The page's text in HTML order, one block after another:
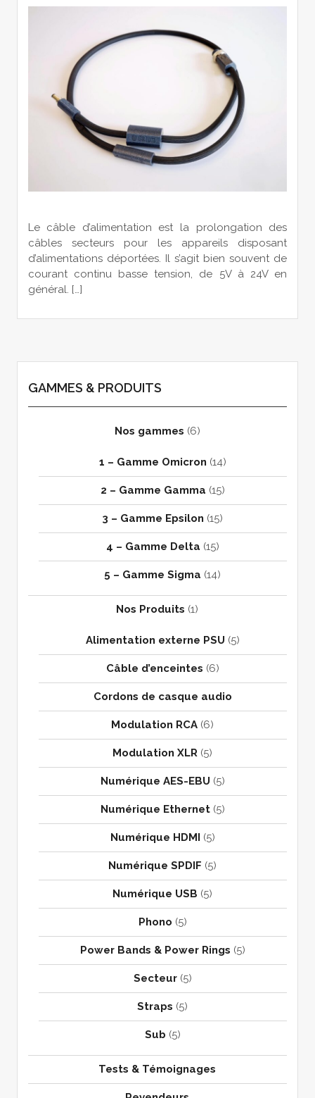
Le câble d’alimentation est la prolongation des
câbles secteurs pour les appareils disposant
d’alimentations déportées. Il s’agit bien souvent de
courant continu basse tension, de 5V à 24V en
général. […]
GAMMES & PRODUITS
Nos gammes (6)
1 – Gamme Omicron (14)
2 – Gamme Gamma (15)
3 – Gamme Epsilon (15)
4 – Gamme Delta (15)
5 – Gamme Sigma (14)
Nos Produits (1)
Alimentation externe PSU (5)
Câble d’enceintes (6)
Cordons de casque audio
Modulation RCA (6)
Modulation XLR (5)
Numérique AES-EBU (5)
Numérique Ethernet(5)
Numérique HDMI (5)
Numérique SPDIF (5)
Numérique USB (5)
Phono (5)
Power Bands & Power Rings (5)
Secteur(5)
Straps (5)
Sub (5)
Tests & Témoignages